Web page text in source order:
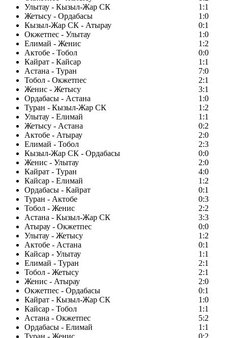
Улытау - Кызыл-Жар СК
1:1
Жетысу - Ордабасы
1:0
Кызыл-Жар СК - Атырау
0:1
Окжетпес - Улытау
1:0
Елимай - Женис
1:2
Актобе - Тобол
0:0
Кайрат - Кайсар
1:1
Астана - Туран
7:0
Тобол - Окжетпес
2:1
Женис - Жетысу
3:1
Ордабасы - Астана
1:0
Туран - Кызыл-Жар СК
1:2
Улытау - Елимай
1:1
Жетысу - Астана
0:2
Актобе - Атырау
2:0
Елимай - Тобол
2:3
Кызыл-Жар СК - Ордабасы
0:0
Женис - Улытау
2:0
Кайрат - Туран
4:0
Кайсар - Елимай
1:2
Ордабасы - Кайрат
0:1
Туран - Актобе
0:3
Тобол - Женис
2:2
Астана - Кызыл-Жар СК
3:3
Атырау - Окжетпес
0:0
Улытау - Жетысу
1:2
Актобе - Астана
0:1
Кайсар - Улытау
1:1
Елимай - Туран
2:1
Тобол - Жетысу
2:1
Женис - Атырау
2:0
Окжетпес - Ордабасы
0:1
Кайрат - Кызыл-Жар СК
1:0
Кайсар - Тобол
1:1
Астана - Окжетпес
5:2
Ордабасы - Елимай
1:1